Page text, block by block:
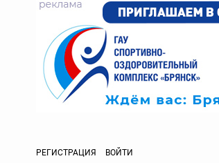
РЕГИСТРАЦИЯ ВОЙТИ